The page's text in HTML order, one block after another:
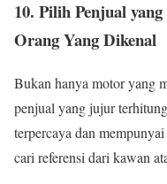
10. Pilih Penjual
Orang Yang Dikenal
Bukan hanya motor yang
penjual yang jujur
terpercaya dan
cari referensi dari kawan